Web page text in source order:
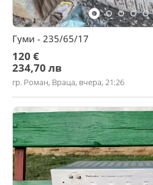
Гуми - 235/65/17
120 €
234,70 лв
гр. Роман, Враца, вчера, 21:26